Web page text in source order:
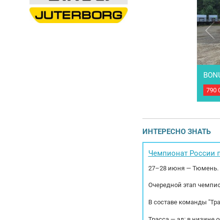
РММ
30
790
ИНТЕРЕСНО ЗНАТЬ
Чемпионат России
27–28 июня — Тюмень.
Очередной этап
В составе команды